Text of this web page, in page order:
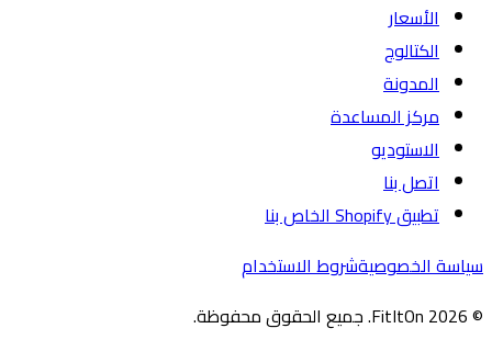
الأسعار
الكتالوج
المدونة
مركز المساعدة
الاستوديو
اتصل بنا
تطبيق Shopify الخاص بنا
سياسة الخصوصيةشروط الاستخدام
© 2026 FitItOn. جميع الحقوق محفوظة.